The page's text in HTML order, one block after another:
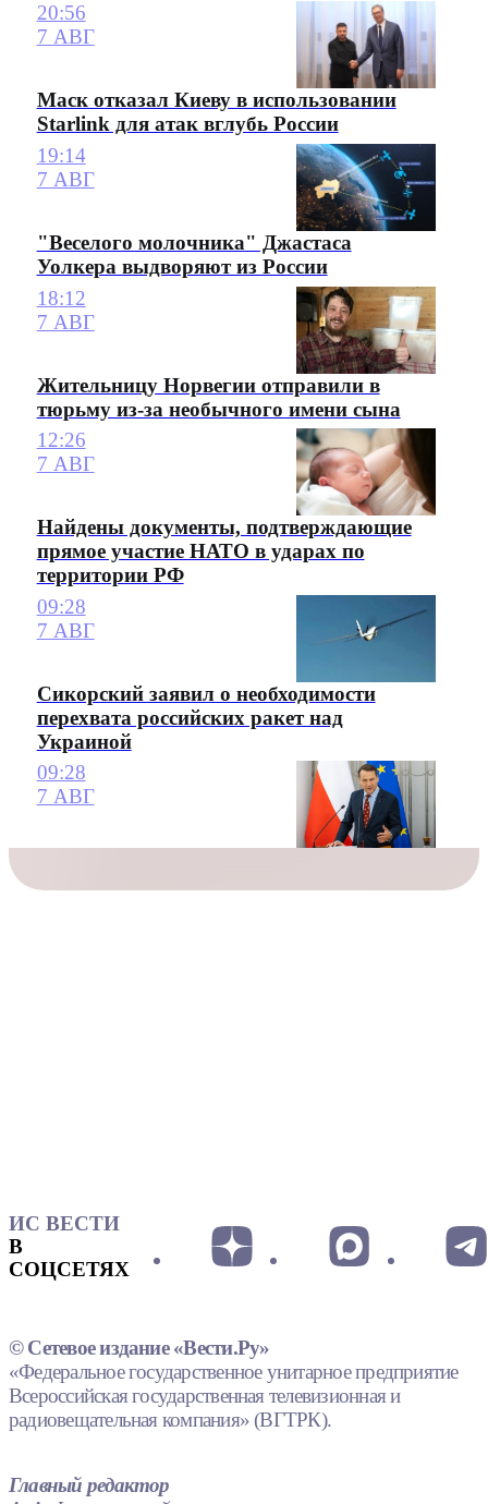
20:56
7 АВГ
Маск отказал Киеву в использовании
Starlink для атак вглубь России
19:14
7 АВГ
"Веселого молочника" Джастаса
Уолкера выдворяют из России
18:12
7 АВГ
Жительницу Норвегии отправили в
тюрьму из-за необычного имени сына
12:26
7 АВГ
Найдены документы, подтверждающие
прямое участие НАТО в ударах по
территории РФ
09:28
7 АВГ
Сикорский заявил о необходимости
перехвата российских ракет над
Украиной
09:28
7 АВГ
ИС ВЕСТИ
В
СОЦСЕТЯХ
© Сетевое издание «Вести.Ру»
«Федеральное государственное унитарное предприятие
Всероссийская государственная телевизионная и
радиовещательная компания» (ВГТРК).
Главный редактор